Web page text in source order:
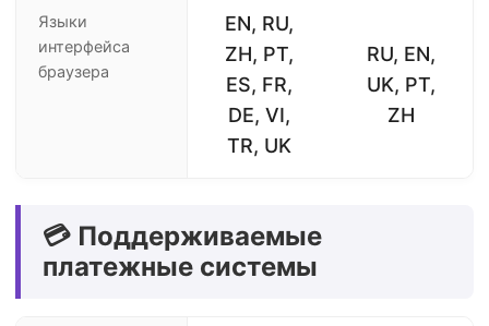
Языки
интерфейса
браузера
EN, RU,
ZH, PT,
ES, FR,
DE, VI,
TR, UK
RU, EN,
UK, PT,
ZH
💳 Поддерживаемые
платежные системы